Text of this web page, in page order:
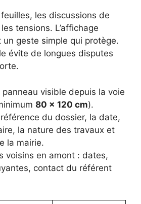
les discussions de
tensions. L’affichage
un geste simple qui protège.
évite de longues disputes
panneau visible depuis la voie
80 × 120 cm).
du dossier, la date,
la nature des travaux et
la mairie.
voisins en amont : dates,
contact du référent